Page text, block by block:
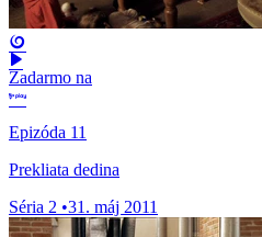
Zadarmo na
Epizóda 11
Prekliata dedina
Séria 2 •31. máj 2011